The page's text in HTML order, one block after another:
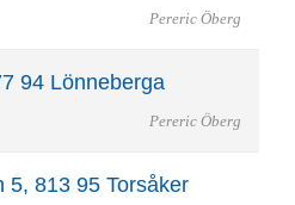
Pereric Öberg
94 Lönneberga
Pereric Öberg
5, 813 95 Torsåker